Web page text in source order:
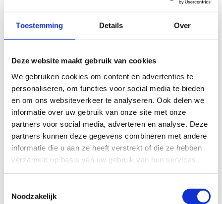
Toestemming Details Over
Deze website maakt gebruik van cookies
We gebruiken cookies om content en advertenties te
personaliseren, om functies voor social media te bieden
en om ons websiteverkeer te analyseren. Ook delen we
informatie over uw gebruik van onze site met onze
partners voor social media, adverteren en analyse. Deze
partners kunnen deze gegevens combineren met andere
informatie die u aan ze heeft verstrekt of die ze hebben
verzameld op basis van uw gebruik van hun services.
Noodzakelijk
Test 3: Op en neer, op en neer - ritme aanhouden
Het platform dat we gebruiken om deze video af te spelen
maakt gebruik van marketing cookies. Klik in
onderstaande knop op 'Alles toestaan' of zet de 'Marketing
cookies' aan en klik op 'Selectie toestaan'.
Verander cookie settings
Test 4: Als een prins(es) op het paard - rechte rug
Het platform dat we gebruiken om deze video af te spelen